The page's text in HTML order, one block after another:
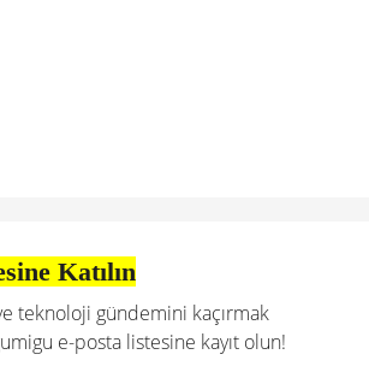
Katılın
teknoloji gündemini kaçırmak
e-posta listesine kayıt olun!